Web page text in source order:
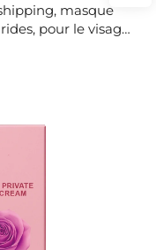
masque
pour le visage,